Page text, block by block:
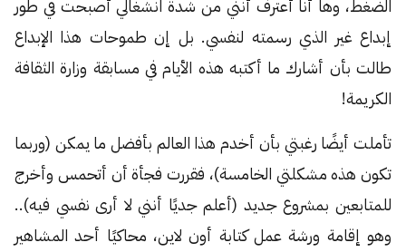
الضغط، وها أنا أعترف أنني من شدة انشغالي أصبحت في طور
إبداع غير الذي رسمته لنفسي. بل إن طموحات هذا الإبداع
طالت بأن أشارك ما أكتبه هذه الأيام في مسابقة وزارة الثقافة
الكريمة!
تأملت أيضًا رغبتي بأن أخدم هذا العالم بأفضل ما يمكن (وربما
تكون هذه مشكلتي الخامسة)، فقررت فجأة أن أتحمس وأخرج
للمتابعين بمشروع جديد (أعلم جديًا أنني لا أرى نفسي فيه)..
وهو إقامة ورشة عمل كتابة أون لاين، محاكيًا أحد المشاهير